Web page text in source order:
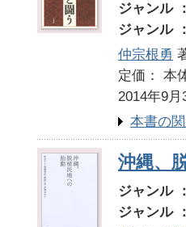
ジャンル
ジャンル
仲宗根勇
定価：
2014年9月
本書の
沖縄、
ジャンル
ジャンル